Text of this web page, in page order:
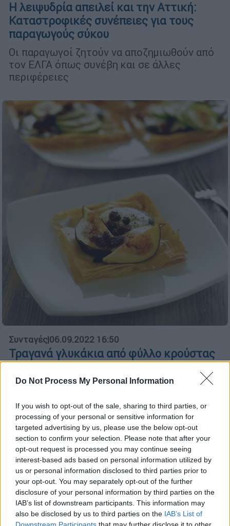
Do Not Process My Personal Information
If you wish to opt-out of the sale, sharing to third parties, or
processing of your personal or sensitive information for
targeted advertising by us, please use the below opt-out
section to confirm your selection. Please note that after your
opt-out request is processed you may continue seeing
interest-based ads based on personal information utilized by
us or personal information disclosed to third parties prior to
your opt-out. You may separately opt-out of the further
disclosure of your personal information by third parties on the
IAB’s list of downstream participants. This information may
also be disclosed by us to third parties on the IAB’s List of
Downstream Participants that may further disclose it to other
Η λειψυδρία απειλεί και την Αττική:
Καταστροφικές συνέπειες για τους
παραγωγούς σύκου
Οι παραγωγοί ζητούν να αποζημιωθούν από
τον ΕΛΓΑ όπως συνέβη και σε άλλες
περιφέρειες
Συνταγές|06.09.2022 16:50
Τραγανά γλυκάκια από φύλλο κρούστας
Πανεύκολα και στυλάτα επιδόρπια με τα